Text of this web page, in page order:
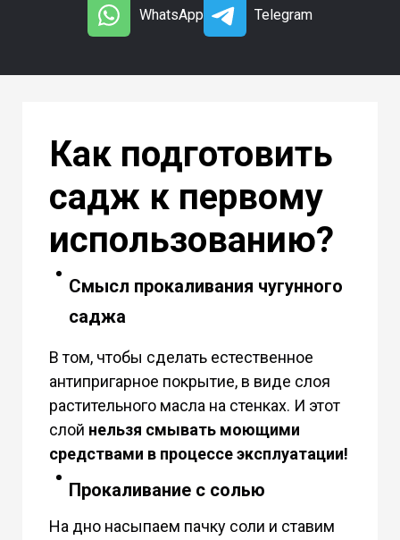
WhatsApp Telegram
Как подготовить
садж к первому
использованию?
Смысл прокаливания чугунного
саджа
В том, чтобы сделать естественное
антипригарное покрытие, в виде слоя
растительного масла на стенках. И этот
слой нельзя смывать моющими
средствами в процессе эксплуатации!
Прокаливание с солью
На дно насыпаем пачку соли и ставим